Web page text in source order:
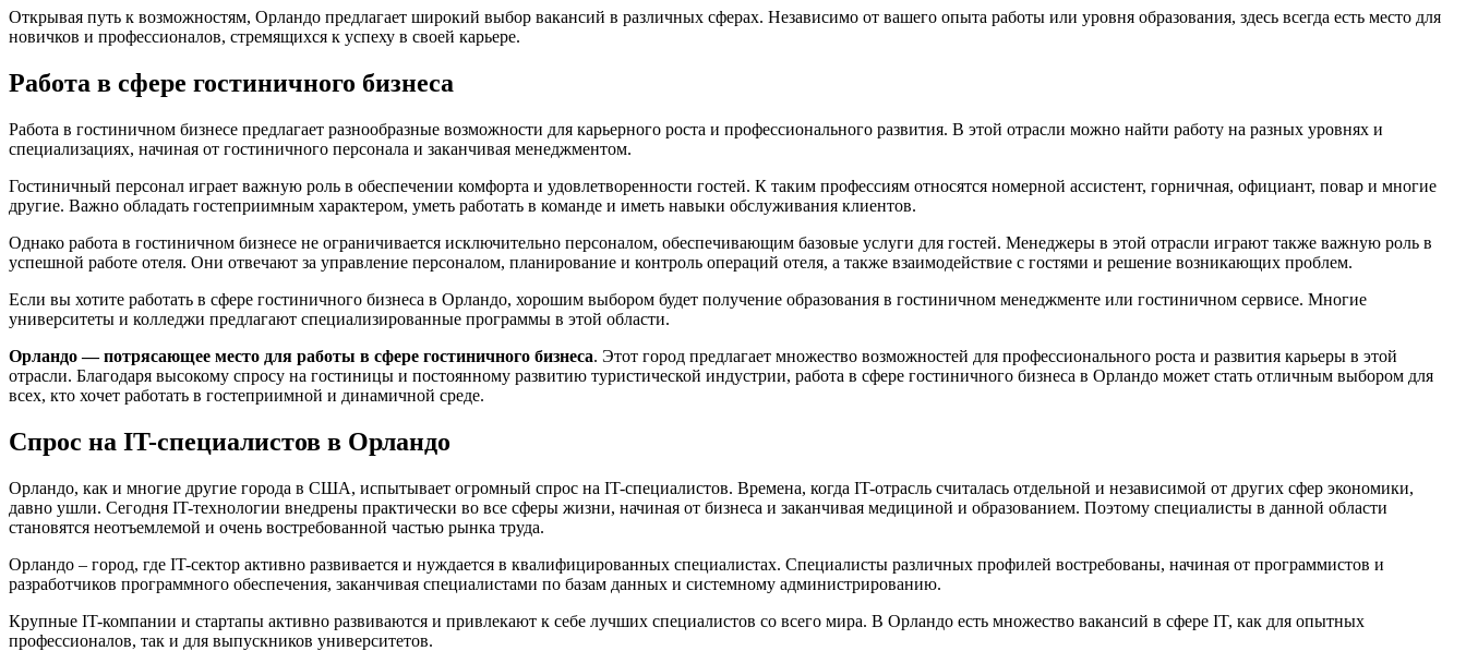
Открывая путь к возможностям, Орландо предлагает широкий выбор вакансий в различных сферах. Независимо от вашего опыта работы или уровня образования, здесь всегда есть место для
новичков и профессионалов, стремящихся к успеху в своей карьере.
Работа в сфере гостиничного бизнеса
Работа в гостиничном бизнесе предлагает разнообразные возможности для карьерного роста и профессионального развития. В этой отрасли можно найти работу на разных уровнях и
специализациях, начиная от гостиничного персонала и заканчивая менеджментом.
Гостиничный персонал играет важную роль в обеспечении комфорта и удовлетворенности гостей. К таким профессиям относятся номерной ассистент, горничная, официант, повар и многие
другие. Важно обладать гостеприимным характером, уметь работать в команде и иметь навыки обслуживания клиентов.
Однако работа в гостиничном бизнесе не ограничивается исключительно персоналом, обеспечивающим базовые услуги для гостей. Менеджеры в этой отрасли играют также важную роль в
успешной работе отеля. Они отвечают за управление персоналом, планирование и контроль операций отеля, а также взаимодействие с гостями и решение возникающих проблем.
Если вы хотите работать в сфере гостиничного бизнеса в Орландо, хорошим выбором будет получение образования в гостиничном менеджменте или гостиничном сервисе. Многие
университеты и колледжи предлагают специализированные программы в этой области.
Орландо — потрясающее место для работы в сфере гостиничного бизнеса. Этот город предлагает множество возможностей для профессионального роста и развития карьеры в этой
отрасли. Благодаря высокому спросу на гостиницы и постоянному развитию туристической индустрии, работа в сфере гостиничного бизнеса в Орландо может стать отличным выбором для
всех, кто хочет работать в гостеприимной и динамичной среде.
Спрос на IT-специалистов в Орландо
Орландо, как и многие другие города в США, испытывает огромный спрос на IT-специалистов. Времена, когда IT-отрасль считалась отдельной и независимой от других сфер экономики,
давно ушли. Сегодня IT-технологии внедрены практически во все сферы жизни, начиная от бизнеса и заканчивая медициной и образованием. Поэтому специалисты в данной области
становятся неотъемлемой и очень востребованной частью рынка труда.
Орландо – город, где IT-сектор активно развивается и нуждается в квалифицированных специалистах. Специалисты различных профилей востребованы, начиная от программистов и
разработчиков программного обеспечения, заканчивая специалистами по базам данных и системному администрированию.
Крупные IT-компании и стартапы активно развиваются и привлекают к себе лучших специалистов со всего мира. В Орландо есть множество вакансий в сфере IT, как для опытных
профессионалов, так и для выпускников университетов.